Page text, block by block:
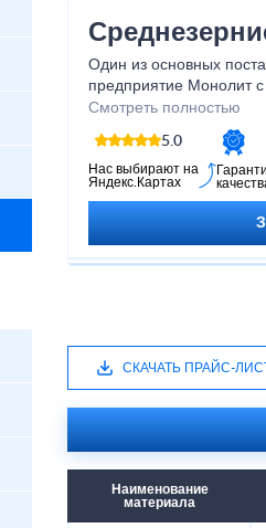
Один из основных
предприятие Монолит
для частников и
Смотреть полностью
5.0
Нас выбирают на
Яндекс.Картах
СКАЧАТЬ ПРАЙС-
Наименование
материала